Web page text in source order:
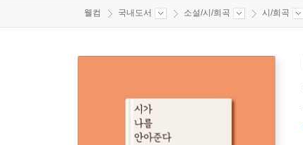
웰컴 국내도서 소설/시/희곡 시/희곡